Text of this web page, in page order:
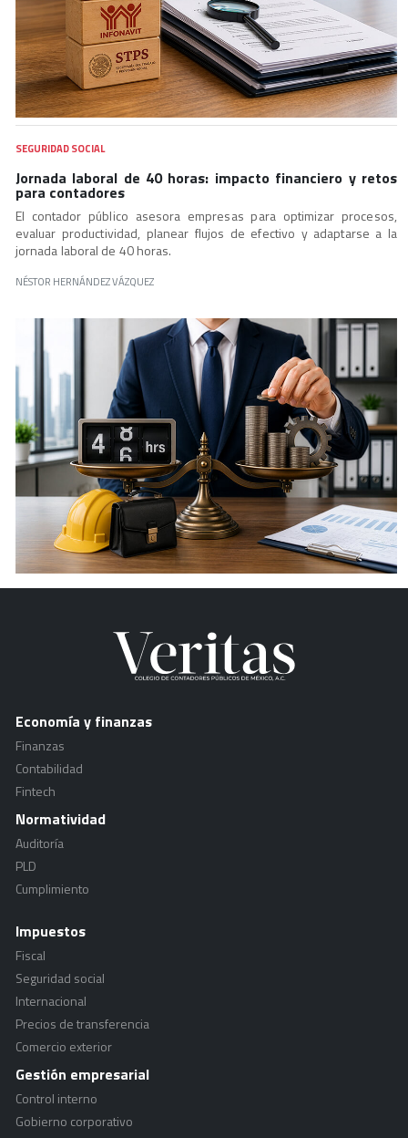
SEGURIDAD SOCIAL
Jornada laboral de 40 horas: impacto financiero y retos
para contadores
El contador público asesora empresas para optimizar procesos,
evaluar productividad, planear flujos de efectivo y adaptarse a la
jornada laboral de 40 horas.
NÉSTOR HERNÁNDEZ VÁZQUEZ
Economía y finanzas
Finanzas
Contabilidad
Fintech
Normatividad
Auditoría
PLD
Cumplimiento
Impuestos
Fiscal
Seguridad social
Internacional
Precios de transferencia
Comercio exterior
Gestión empresarial
Control interno
Gobierno corporativo